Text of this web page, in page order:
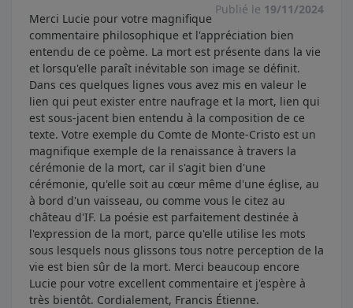
Publié le 19/11/2024
Merci Lucie pour votre magnifique
commentaire philosophique et l'appréciation bien
entendu de ce poème. La mort est présente dans la vie
et lorsqu'elle paraît inévitable son image se définit.
Dans ces quelques lignes vous avez mis en valeur le
lien qui peut exister entre naufrage et la mort, lien qui
est sous-jacent bien entendu à la composition de ce
texte. Votre exemple du Comte de Monte-Cristo est un
magnifique exemple de la renaissance à travers la
cérémonie de la mort, car il s'agit bien d'une
cérémonie, qu'elle soit au cœur même d'une église, au
à bord d'un vaisseau, ou comme vous le citez au
château d'IF. La poésie est parfaitement destinée à
l'expression de la mort, parce qu'elle utilise les mots
sous lesquels nous glissons tous notre perception de la
vie est bien sûr de la mort. Merci beaucoup encore
Lucie pour votre excellent commentaire et j'espère à
très bientôt. Cordialement, Francis Étienne.